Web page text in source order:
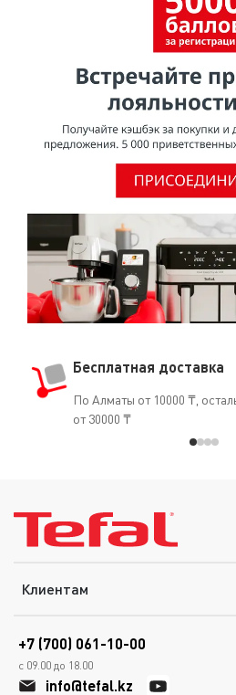
изучению рака), ВОЗ (Всемирная
здравоохранения) отнесла
(1979) и Дополнение 7.70 (1987)],
является канцерогеном для
безопасен для использования,
факт, что он часто применяется
(кардиостимуляторы,
Бесплатная доставка
По Алматы от 10000 ₸,
от 30000 ₸
Клиентам
+7 (700) 061-10-00
с 09.00 до 18.00
info@tefal.kz